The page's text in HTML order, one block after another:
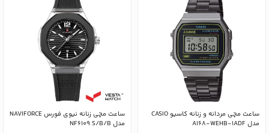
ساعت مچی مردانه و زنانه کاسیو CASIO
مدل A168-WEHB-1ADF
ساعت مچی زنانه نیوی فورس NAVIFORCE
مدل NF6109 S/B/B